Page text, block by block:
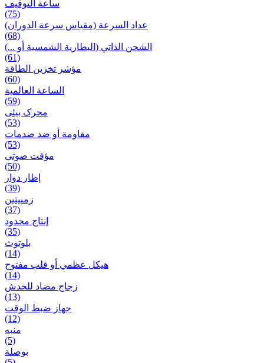
ساعة التوقيف
(75)
عداد السرعة (مقياس سرعة الدوران)
(68)
الشحن الذاتي (البطارية الشمسية أو ...)
(61)
مؤشر تخزين الطاقة
(60)
الساعة العالمية
(59)
محرک بیئی
(53)
مقاومة أو ضد صدمات
(53)
مؤقت صوتی
(50)
إطار دوار
(39)
زمنیتین
(37)
إنتاج محدود
(35)
بلوتوث
(14)
هيكل عظمي أو قلب مفتوح
(14)
زجاج مضاد للخدش
(13)
جهاز ضبط الوقت
(12)
منبه
(5)
بوصلة